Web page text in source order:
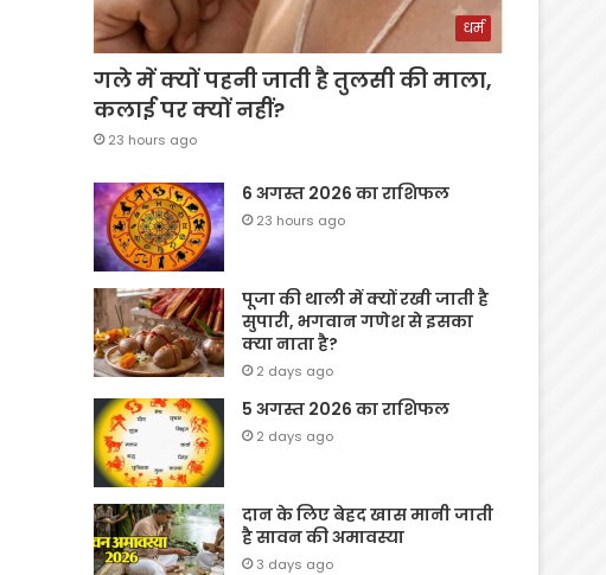
धर्म
गले में क्यों पहनी जाती है तुलसी की माला,
कलाई पर क्यों नहीं?
23 hours ago
6 अगस्त 2026 का राशिफल
23 hours ago
पूजा की थाली में क्यों रखी जाती है
सुपारी, भगवान गणेश से इसका
क्या नाता है?
2 days ago
5 अगस्त 2026 का राशिफल
2 days ago
दान के लिए बेहद खास मानी जाती
है सावन की अमावस्या
3 days ago